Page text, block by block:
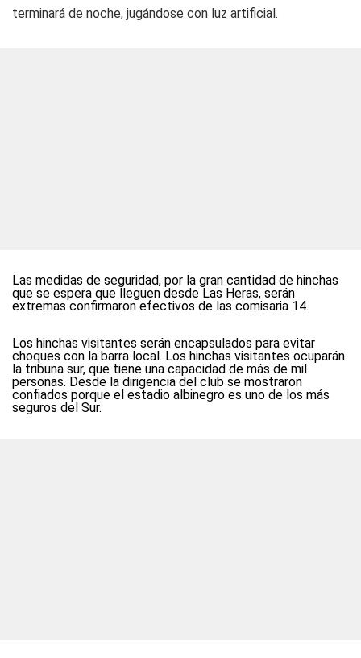
terminará de noche, jugándose con luz artificial.
Las medidas de seguridad, por la gran cantidad de hinchas
que se espera que lleguen desde Las Heras, serán
extremas confirmaron efectivos de las comisaria 14.
Los hinchas visitantes serán encapsulados para evitar
choques con la barra local. Los hinchas visitantes ocuparán
la tribuna sur, que tiene una capacidad de más de mil
personas. Desde la dirigencia del club se mostraron
confiados porque el estadio albinegro es uno de los más
seguros del Sur.